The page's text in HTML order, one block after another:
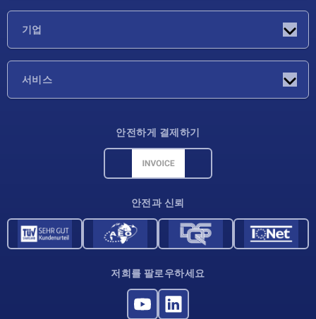
기업
서비스
안전하게 결제하기
안전과 신뢰
저희를 팔로우하세요